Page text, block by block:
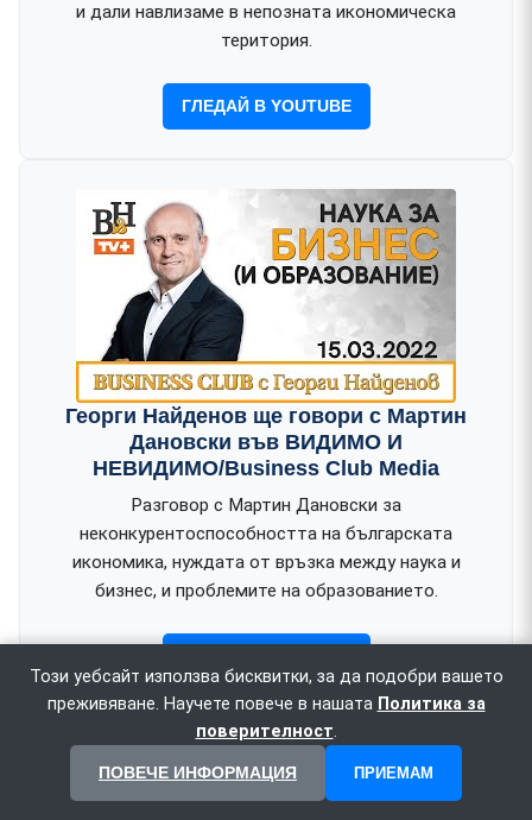
и дали навлизаме в непозната икономическа
територия.
ГЛЕДАЙ В YOUTUBE
Георги Найденов ще говори с Мартин
Дановски във ВИДИМО И
НЕВИДИМО/Business Club Media
Разговор с Мартин Дановски за
неконкурентоспособността на българската
икономика, нуждата от връзка между наука и
бизнес, и проблемите на образованието.
Този уебсайт използва бисквитки, за да подобри вашето
преживяване. Научете повече в нашата Политика за
поверителност.
ПОВЕЧЕ ИНФОРМАЦИЯ ПРИЕМАМ